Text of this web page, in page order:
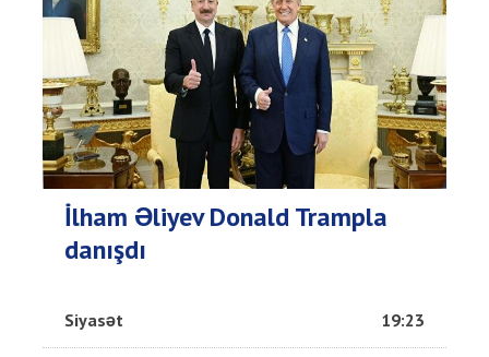
İlham Əliyev Donald Trampla
danışdı
Siyasət 19:23